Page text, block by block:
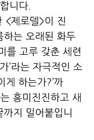
니다.
<제로델>이 진
하는 오래된 화두
를 고루 갖춘 세련
’라는 자극적인 소
게 하는가?’까
흥미진진하고 새
지 밀어붙입니